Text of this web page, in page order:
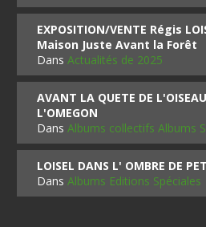
EXPOSITION/VENTE Régis
Maison Juste Avant la Forêt
DansActualités de 2025
AVANT LA QUETE DE
L'OMEGON
DansAlbums collectifs Albums
LOISEL DANS L' OMBRE DE
DansAlbums Editions Spéciales